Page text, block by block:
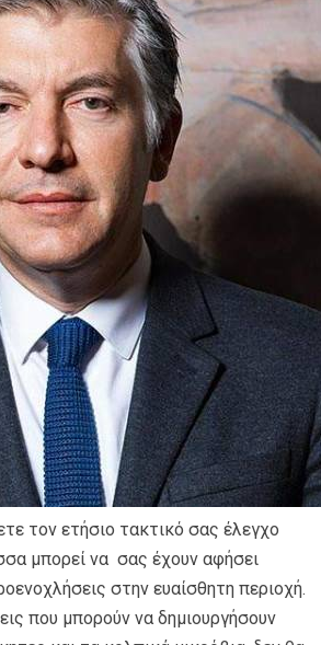
τον ετήσιο τακτικό σας έλεγχο
μπορεί να σας έχουν αφήσει
στην ευαίσθητη περιοχή.
που μπορούν να δημιουργήσουν